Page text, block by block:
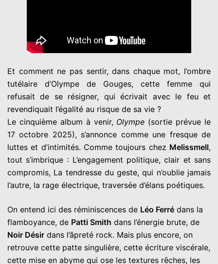
Et comment ne pas sentir, dans chaque mot, l’ombre
tutélaire d’Olympe de Gouges, cette femme qui
refusait de se résigner, qui écrivait avec le feu et
revendiquait l’égalité au risque de sa vie ?
Le cinquième album à venir, Olympe (sortie prévue le
17 octobre 2025), s’annonce comme une fresque de
luttes et d’intimités. Comme toujours chez Melissmell,
tout s’imbrique : L’engagement politique, clair et sans
compromis, La tendresse du geste, qui n’oublie jamais
l’autre, la rage électrique, traversée d’élans poétiques.
On entend ici des réminiscences de Léo Ferré dans la
flamboyance, de Patti Smith dans l’énergie brute, de
Noir Désir dans l’âpreté rock. Mais plus encore, on
retrouve cette patte singulière, cette écriture viscérale,
cette mise en abyme qui ose les textures rêches, les